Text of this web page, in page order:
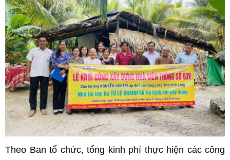
Theo Ban tổ chức, tổng kinh phí thực hiện các công